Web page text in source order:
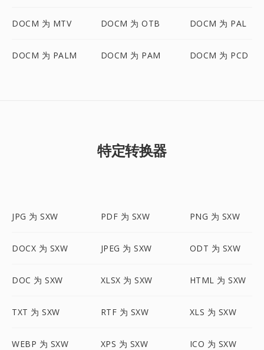
DOCM 为 MTV DOCM 为 OTB DOCM 为 PAL
DOCM 为 PALM DOCM 为 PAM DOCM 为 PCD
特定转换器
JPG 为 SXW PDF 为 SXW PNG 为 SXW
DOCX 为 SXW JPEG 为 SXW ODT 为 SXW
DOC 为 SXW XLSX 为 SXW HTML 为 SXW
TXT 为 SXW RTF 为 SXW XLS 为 SXW
WEBP 为 SXW XPS 为 SXW ICO 为 SXW